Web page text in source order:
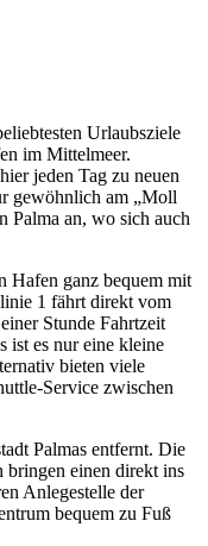
Urlaubsziele
im Mittelmeer.
jeden Tag zu neuen
gewöhnlich am „Moll
Palma an, wo sich auch
Hafen ganz bequem mit
1 fährt direkt vom
Stunde Fahrtzeit
ist es nur eine kleine
bieten viele
Service zwischen
Palmas entfernt. Die
bringen einen direkt ins
Anlegestelle der
bequem zu Fuß